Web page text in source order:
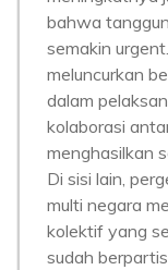
bahwa
semakin
meluncurkan
dalam
kolaborasi
menghasilkan
Di sisi lain,
multi negara
kolektif yang
sudah